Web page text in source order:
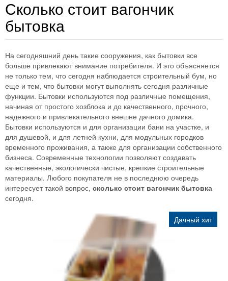
Сколько стоит вагончик
бытовка
На сегодняшний день такие сооружения, как бытовки все
больше привлекают внимание потребителя. И это объясняется
не только тем, что сегодня наблюдается строительный бум, но
еще и тем, что бытовки могут выполнять сегодня различные
функции. Бытовки используются под различные помещения,
начиная от простого хозблока и до качественного, прочного,
надежного и привлекательного внешне дачного домика.
Бытовки используются и для организации бани на участке, и
для душевой, и для летней кухни, для модульных городков
временного проживания, а также для организации собственного
бизнеса. Современные технологии позволяют создавать
качественные, экологически чистые, крепкие строительные
материалы. Любого покупателя не в последнюю очередь
интересует такой вопрос, сколько стоит вагончик бытовка
сегодня.
Дачный хит